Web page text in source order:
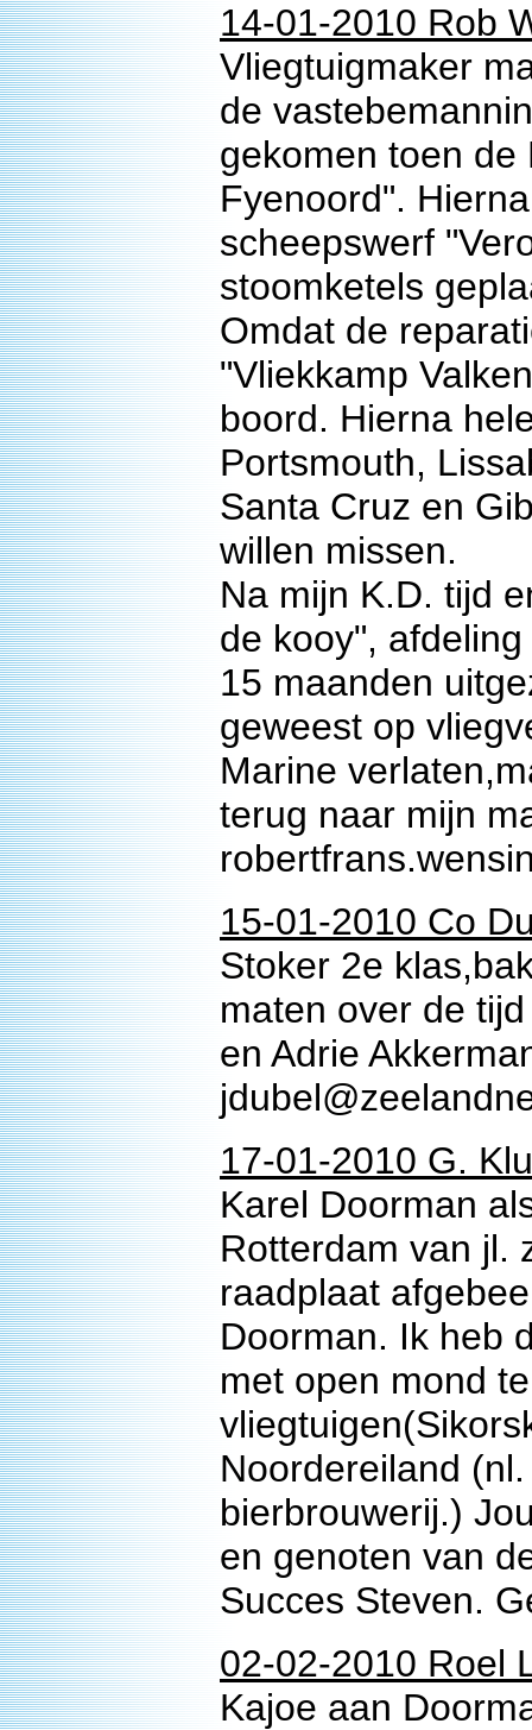
14-01-2010 Rob
Vliegtuigmaker
de
gekomen toen de
Fyenoord".
scheepswerf
stoomketels
Omdat de
"Vliekkamp
boord. Hierna
Portsmouth,
Santa Cruz en
willen missen.
Na mijn K.D. tijd
de kooy",
15 maanden
geweest op
Marine
terug naar mijn
15-01-2010 Co
Stoker 2e
maten over de
en Adrie
17-01-2010 G.
Karel Doorman
Rotterdam van jl.
raadplaat
Doorman. Ik heb
met open mond
Noordereiland
bierbrouwerij.)
en genoten van
Succes Steven.
02-02-2010 Roel
Kajoe aan